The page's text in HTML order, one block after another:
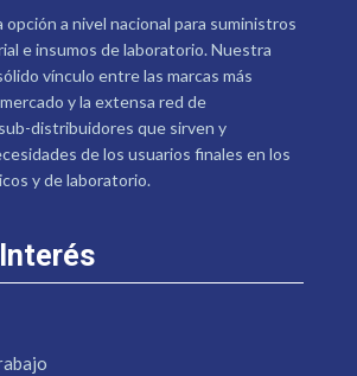
opción a nivel nacional para suministros
e insumos de laboratorio. Nuestra
vínculo entre las marcas más
y la extensa red de
distribuidores que sirven y
de los usuarios finales en los
y de laboratorio.